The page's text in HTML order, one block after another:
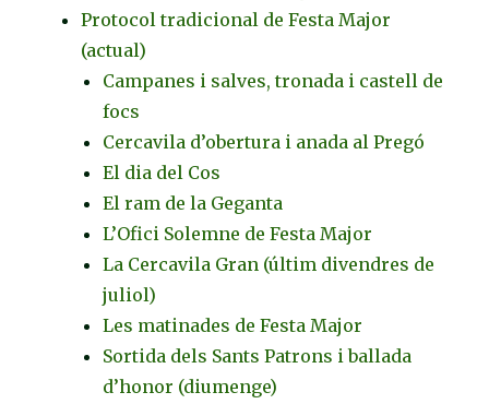
Protocol tradicional de Festa Major
(actual)
Campanes i salves, tronada i castell de
focs
Cercavila d’obertura i anada al Pregó
El dia del Cos
El ram de la Geganta
L’Ofici Solemne de Festa Major
La Cercavila Gran (últim divendres de
juliol)
Les matinades de Festa Major
Sortida dels Sants Patrons i ballada
d’honor (diumenge)